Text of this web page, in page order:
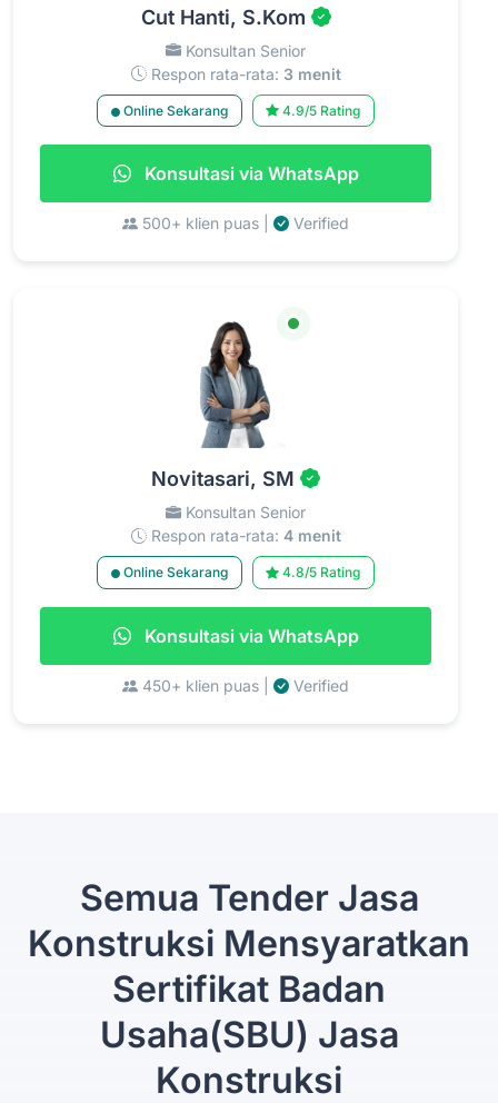
Cut Hanti, S.Kom
Konsultan Senior
Respon rata-rata: 3 menit
Online Sekarang 4.9/5 Rating
Konsultasi via WhatsApp
500+ klien puas | Verified
Novitasari, SM
Konsultan Senior
Respon rata-rata: 4 menit
Online Sekarang 4.8/5 Rating
Konsultasi via WhatsApp
450+ klien puas | Verified
Semua Tender Jasa
Konstruksi Mensyaratkan
Sertifikat Badan
Usaha(SBU) Jasa
Konstruksi